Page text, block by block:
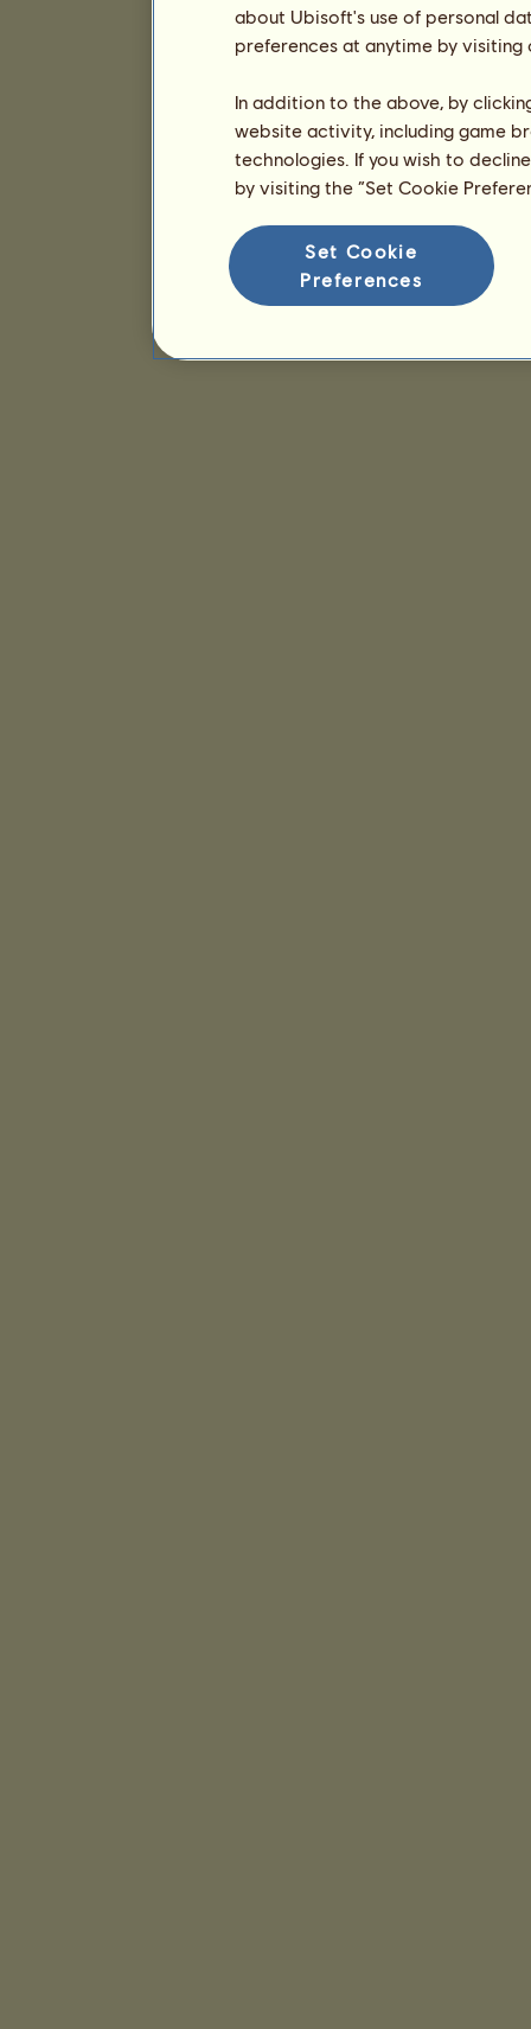
about Ubisoft's use of personal
preferences at anytime by
In addition to the above, by
website activity, including game
technologies. If you wish to
by visiting the “Set Cookie
Set Cookie
Preferences